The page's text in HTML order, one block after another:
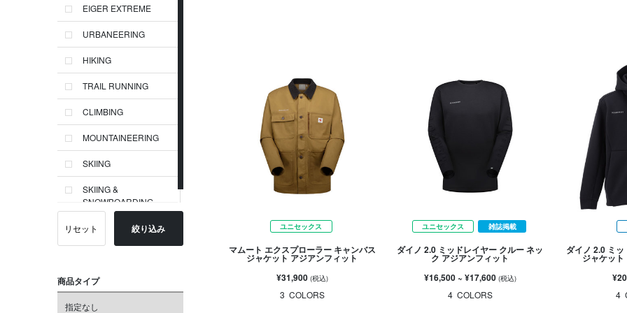
EIGER EXTREME
URBANEERING
HIKING
TRAIL RUNNING
CLIMBING
MOUNTAINEERING
SKIING
SKIING &
SNOWBOARDING
リセット 絞り込み
商品タイプ
指定なし
ユニセックス
マムート エクスプローラー キャンバス
ジャケット アジアンフィット
¥31,900 (税込)
3 COLORS
ユニセックス 雑誌掲載
ダイノ 2.0 ミッドレイヤー クルー ネッ
ク アジアンフィット
¥16,500~ ¥17,600 (税込)
4 COLORS
ダイノ 2.0 ミ
ジャケッ
4